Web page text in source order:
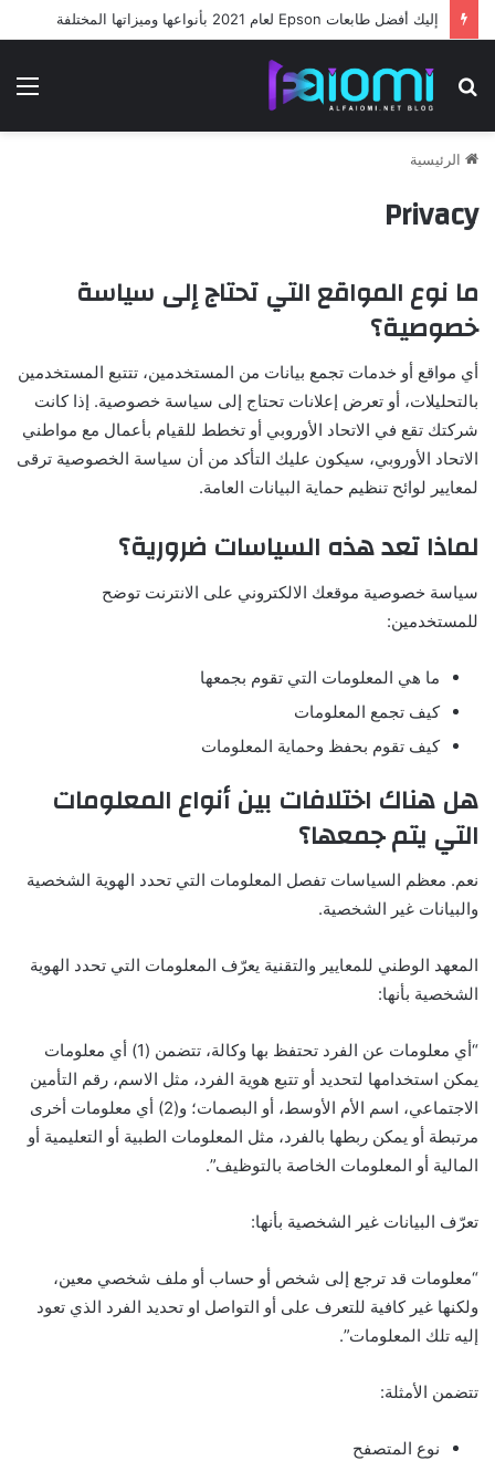
إليك أفضل طابعات Epson لعام 2021 بأنواعها وميزاتها المختلفة
الرئيسية
Privacy
ما نوع المواقع التي تحتاج إلى سياسة
خصوصية؟
أي مواقع أو خدمات تجمع بيانات من المستخدمين، تتتبع المستخدمين
بالتحليلات، أو تعرض إعلانات تحتاج إلى سياسة خصوصية. إذا كانت
شركتك تقع في الاتحاد الأوروبي أو تخطط للقيام بأعمال مع مواطني
الاتحاد الأوروبي، سيكون عليك التأكد من أن سياسة الخصوصية ترقى
لمعايير لوائح تنظيم حماية البيانات العامة.
لماذا تعد هذه السياسات ضرورية؟
سياسة خصوصية موقعك الالكتروني على الانترنت توضح
للمستخدمين:
ما هي المعلومات التي تقوم بجمعها
كيف تجمع المعلومات
كيف تقوم بحفظ وحماية المعلومات
هل هناك اختلافات بين أنواع المعلومات
التي يتم جمعها؟
نعم. معظم السياسات تفصل المعلومات التي تحدد الهوية الشخصية
والبيانات غير الشخصية.
المعهد الوطني للمعايير والتقنية يعرّف المعلومات التي تحدد الهوية
الشخصية بأنها:
“أي معلومات عن الفرد تحتفظ بها وكالة، تتضمن (1) أي معلومات
يمكن استخدامها لتحديد أو تتبع هوية الفرد، مثل الاسم، رقم التأمين
الاجتماعي، اسم الأم الأوسط، أو البصمات؛ و(2) أي معلومات أخرى
مرتبطة أو يمكن ربطها بالفرد، مثل المعلومات الطبية أو التعليمية أو
المالية أو المعلومات الخاصة بالتوظيف”.
تعرّف البيانات غير الشخصية بأنها:
“معلومات قد ترجع إلى شخص أو حساب أو ملف شخصي معين،
ولكنها غير كافية للتعرف على أو التواصل او تحديد الفرد الذي تعود
إليه تلك المعلومات”.
تتضمن الأمثلة:
نوع المتصفح